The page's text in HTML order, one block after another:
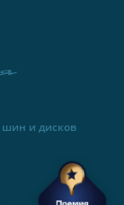
шин и дисков